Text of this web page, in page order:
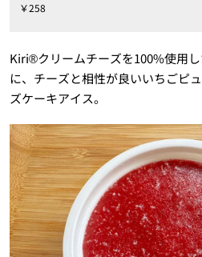
￥258
Kiri®クリームチーズを100%使用
に、チーズと相性が良いいちごピ
ズケーキアイス。